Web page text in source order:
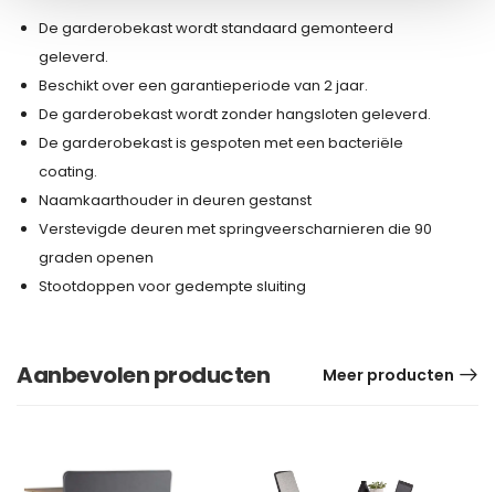
De garderobekast wordt standaard gemonteerd
geleverd.
Beschikt over een garantieperiode van 2 jaar.
De garderobekast wordt zonder hangsloten geleverd.
De garderobekast is gespoten met een bacteriële
coating.
Naamkaarthouder in deuren gestanst
Verstevigde deuren met springveerscharnieren die 90
graden openen
Stootdoppen voor gedempte sluiting
Aanbevolen producten Meer producten